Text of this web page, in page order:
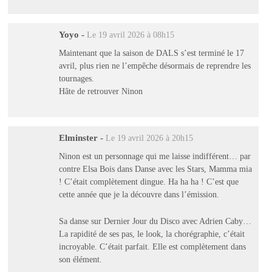
Yoyo - Le 19 avril 2026 à 08h15
Maintenant que la saison de DALS s’est terminé le 17
avril, plus rien ne l’empêche désormais de reprendre les
tournages.
Hâte de retrouver Ninon
Elminster - Le 19 avril 2026 à 20h15
Ninon est un personnage qui me laisse indifférent… par
contre Elsa Bois dans Danse avec les Stars, Mamma mia
! C’était complètement dingue. Ha ha ha ! C’est que
cette année que je la découvre dans l’émission.
Sa danse sur Dernier Jour du Disco avec Adrien Caby…
La rapidité de ses pas, le look, la chorégraphie, c’était
incroyable. C’était parfait. Elle est complètement dans
son élément.